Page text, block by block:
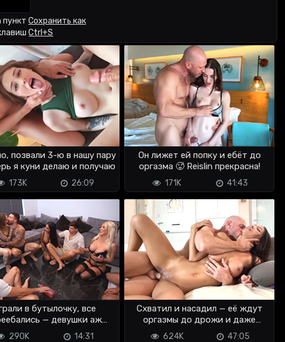
пункт Сохранить как
Ctrl+S
позвали 3-ю в нашу пару
я куни делаю и получаю
26:09
173K
Он лижет ей попку и ебёт до
оргазма 🥵 Reislin прекрасна!
41:43
171K
в бутылочку, все
— девушки аж
сквиртом кончали
14:31
290K
Схватил и насадил — её ждут
оргазмы до дрожи и даже
47:05
624K